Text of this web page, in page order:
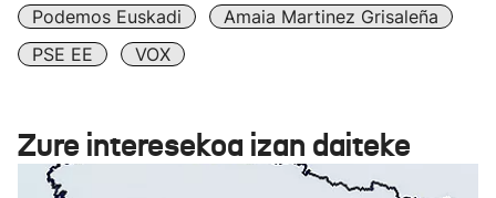
Podemos Euskadi
Amaia Martinez Grisaleña
PSE EE
VOX
Zure interesekoa izan daiteke